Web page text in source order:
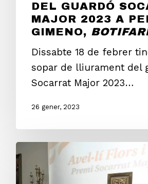
DEL GUARDÓ
MAJOR 2023 A
GIMENO,
Dissabte 18 de febrer
sopar de lliurament del
Socarrat Major 2023…
26 gener, 2023